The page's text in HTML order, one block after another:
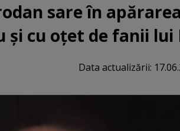
sare în
și cu oțet de fanii lui
Data actualizării: